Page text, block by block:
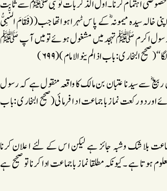
خصوصی اہتمام کرنا ۔اول الذکر بات تو نبی ﷺ سے ثابت
سیدہ میمونہ ؓ کے پاس ٹہرا ہواتھا جب((فَقَامَ النَّبِیُّ
رسول اکرم ﷺ تہجد میں مشغول ہوئے تو میں آپ ﷺ
البخاری:باب اذا لم ینو الامام)(۶۹۹)
سے سیدنا عتبان بن مالک کا واقعہ منقول ہے کہ رسول
دو رکعت نماز با جماعت اد ا فرمائی(صحیح البخاری :باب
بلا شک وشبہ جائز ہے لیکن اس کے لئے ا علان کرنا
ہے ۔کیونکہ مطلقا نماز باجماعت ادا کرنا تو صحیح ہے